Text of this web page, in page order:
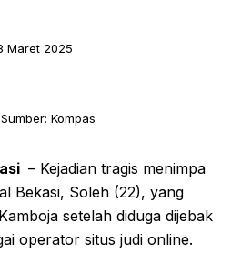
Maret 2025
Sumber: Kompas
– Kejadian tragis menimpa
Bekasi, Soleh (22), yang
setelah diduga dijebak
operator situs judi online.